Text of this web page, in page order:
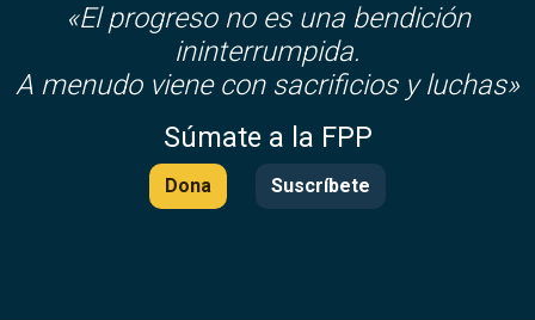
«El progreso no es una bendición
ininterrumpida.
A menudo viene con sacrificios y luchas»
Súmate a la FPP
Dona Suscríbete